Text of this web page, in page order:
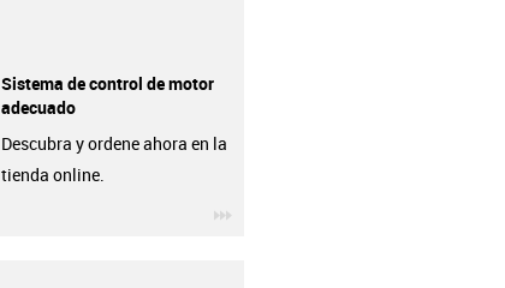
Sistema de control de motor
adecuado
Descubra y ordene ahora en la
tienda online.